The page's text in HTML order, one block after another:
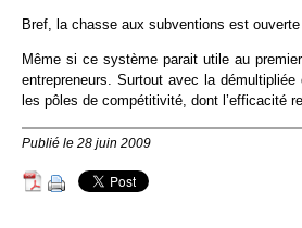
Bref, la chasse aux subventions est
Même si ce système parait utile au
entrepreneurs. Surtout avec la
les pôles de compétitivité, dont l’efficacité
Publié le 28 juin 2009